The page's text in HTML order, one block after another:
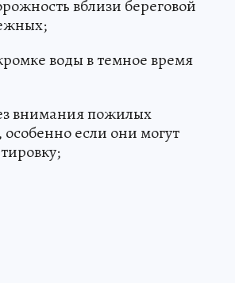
вблизи береговой
воды в темное время
внимания пожилых
если они могут